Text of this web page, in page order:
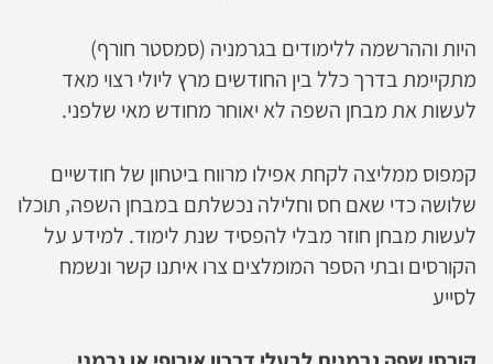
היות וההרשמה ללימודים בגרמניה (סמסטר חורף)
מתקיימת בדרך כלל בין החודשים מרץ ליולי רצוי מאד
לעשות את מבחן השפה לא יאוחר מחודש מאי שלפני.
קמפוס ממליצה לקחת אפילו מרווח ביטחון של חודשיים
שלושה כדי שאם חס וחלילה נכשלתם במבחן השפה, תוכלו
לעשות מבחן חוזר מבלי להפסיד שנת לימוד. למידע על
הקורסים ובתי הספר המומלצים צרו איתנו קשר ונשמח
לסייע